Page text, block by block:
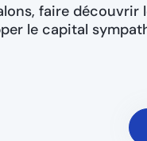
faire découvrir
le capital